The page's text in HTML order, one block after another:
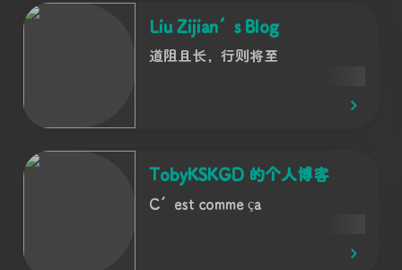
Liu Zijian’s Blog
道阻且长，行则将至
TobyKSKGD 的个人博客
C’est comme ça